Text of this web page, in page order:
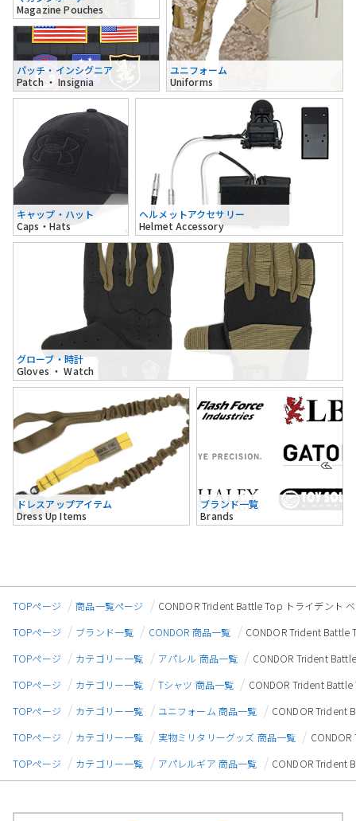
Magazine Pouches
パッチ・インシグニア
Patch ・ Insignia
ユニフォーム
Uniforms
キャップ・ハット
Caps・Hats
ヘルメットアクセサリー
Helmet Accessory
グローブ・時計
Gloves ・ Watch
ドレスアップアイテム
Dress Up Items
ブランド一覧
Brands
TOPページ 商品一覧ページ
CONDOR Trident Battle Top トライデント
TOPページ
ブランド一覧 CONDOR 商品一覧
CONDOR Trident Battle
TOPページ
カテゴリー一覧 アパレル 商品一覧
CONDOR Trident
TOPページ
カテゴリー一覧 Tシャツ 商品一覧
CONDOR Trident Battle
TOPページ
カテゴリー一覧 ユニフォーム 商品一覧
CONDOR Trident
TOPページ
カテゴリー一覧 実物ミリタリーグッズ 商品一覧
TOPページ
カテゴリー一覧 アパレルギア 商品一覧 CONDOR Trident